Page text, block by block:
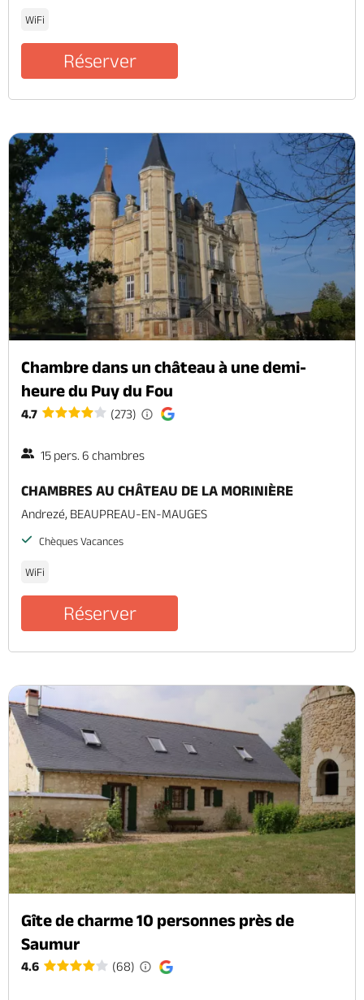
WiFi
Réserver
Chambre dans un château à une demi-
heure du Puy du Fou
4.7 (273)
15 pers. 6 chambres
CHAMBRES AU CHÂTEAU DE LA MORINIÈRE
Andrezé, BEAUPREAU-EN-MAUGES
Chèques Vacances
WiFi
Réserver
Gîte de charme 10 personnes près de
Saumur
4.6 (68)